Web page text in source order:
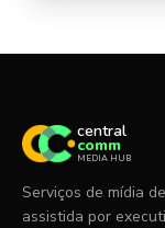
central
comm
MEDIA HUB
Serviços de mídia
assistida por